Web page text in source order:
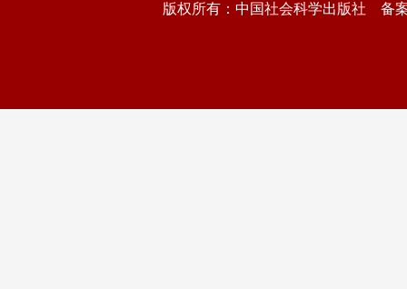
版权所有：中国社会科学出版社 备